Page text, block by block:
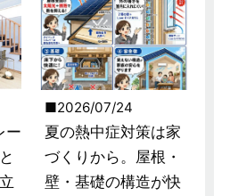
ー
2026/07/24
夏の熱中症対策は家
づくりから。屋根・
壁・基礎の構造が快